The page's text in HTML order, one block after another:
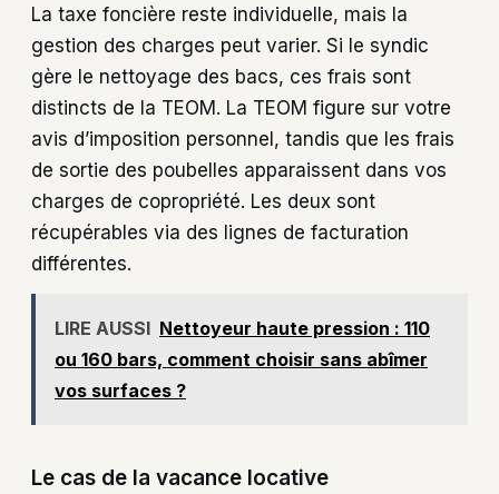
La taxe foncière reste individuelle, mais la
gestion des charges peut varier. Si le syndic
gère le nettoyage des bacs, ces frais sont
distincts de la TEOM. La TEOM figure sur votre
avis d’imposition personnel, tandis que les frais
de sortie des poubelles apparaissent dans vos
charges de copropriété. Les deux sont
récupérables via des lignes de facturation
différentes.
LIRE AUSSI Nettoyeur haute pression : 110
ou 160 bars, comment choisir sans abîmer
vos surfaces ?
Le cas de la vacance locative